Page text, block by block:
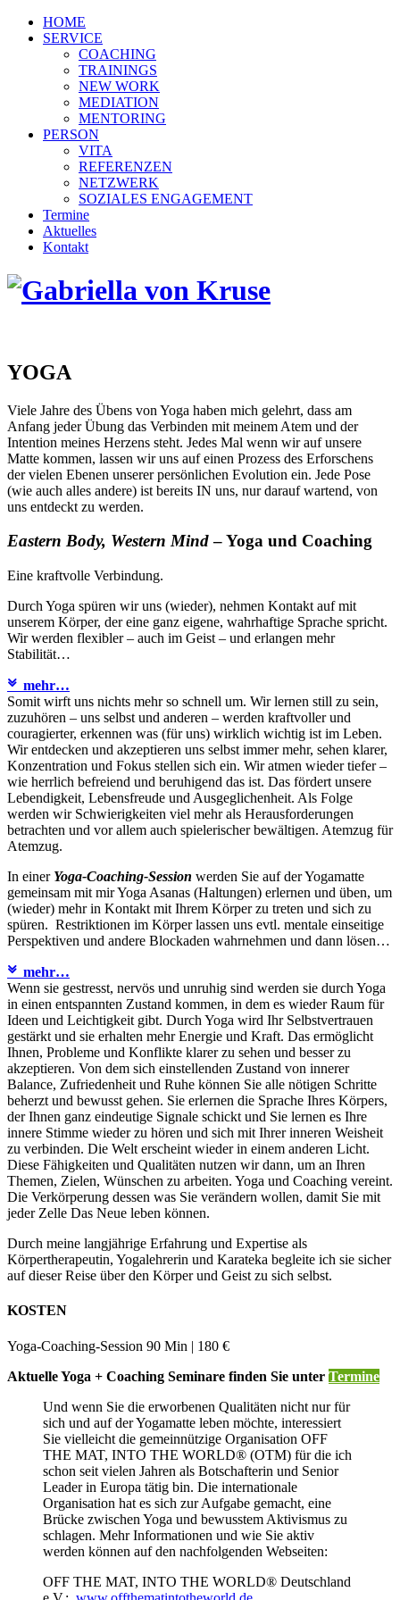
HOME
SERVICE
COACHING
TRAININGS
NEW WORK
MEDIATION
MENTORING
PERSON
VITA
REFERENZEN
NETZWERK
SOZIALES ENGAGEMENT
Termine
Aktuelles
Kontakt
YOGA
Viele Jahre des Übens von Yoga haben mich gelehrt, dass am
Anfang jeder Übung das Verbinden mit meinem Atem und der
Intention meines Herzens steht. Jedes Mal wenn wir auf unsere
Matte kommen, lassen wir uns auf einen Prozess des Erforschens
der vielen Ebenen unserer persönlichen Evolution ein. Jede Pose
(wie auch alles andere) ist bereits IN uns, nur darauf wartend, von
uns entdeckt zu werden.
Eastern Body, Western Mind– Yoga und Coaching
Eine kraftvolle Verbindung.
Durch Yoga spüren wir uns (wieder), nehmen Kontakt auf mit
unserem Körper, der eine ganz eigene, wahrhaftige Sprache spricht.
Wir werden flexibler – auch im Geist – und erlangen mehr
Stabilität…
mehr…
Somit wirft uns nichts mehr so schnell um. Wir lernen still zu sein,
zuzuhören – uns selbst und anderen – werden kraftvoller und
couragierter, erkennen was (für uns) wirklich wichtig ist im Leben.
Wir entdecken und akzeptieren uns selbst immer mehr, sehen klarer,
Konzentration und Fokus stellen sich ein. Wir atmen wieder tiefer –
wie herrlich befreiend und beruhigend das ist. Das fördert unsere
Lebendigkeit, Lebensfreude und Ausgeglichenheit. Als Folge
werden wir Schwierigkeiten viel mehr als Herausforderungen
betrachten und vor allem auch spielerischer bewältigen. Atemzug für
Atemzug.
In einer Yoga-Coaching-Session werden Sie auf der Yogamatte
gemeinsam mit mir Yoga Asanas (Haltungen) erlernen und üben, um
(wieder) mehr in Kontakt mit Ihrem Körper zu treten und sich zu
spüren. Restriktionen im Körper lassen uns evtl. mentale einseitige
Perspektiven und andere Blockaden wahrnehmen und dann lösen…
mehr…
Wenn sie gestresst, nervös und unruhig sind werden sie durch Yoga
in einen entspannten Zustand kommen, in dem es wieder Raum für
Ideen und Leichtigkeit gibt. Durch Yoga wird Ihr Selbstvertrauen
gestärkt und sie erhalten mehr Energie und Kraft. Das ermöglicht
Ihnen, Probleme und Konflikte klarer zu sehen und besser zu
akzeptieren. Von dem sich einstellenden Zustand von innerer
Balance, Zufriedenheit und Ruhe können Sie alle nötigen Schritte
beherzt und bewusst gehen. Sie erlernen die Sprache Ihres Körpers,
der Ihnen ganz eindeutige Signale schickt und Sie lernen es Ihre
innere Stimme wieder zu hören und sich mit Ihrer inneren Weisheit
zu verbinden. Die Welt erscheint wieder in einem anderen Licht.
Diese Fähigkeiten und Qualitäten nutzen wir dann, um an Ihren
Themen, Zielen, Wünschen zu arbeiten. Yoga und Coaching vereint.
Die Verkörperung dessen was Sie verändern wollen, damit Sie mit
jeder Zelle Das Neue leben können.
Durch meine langjährige Erfahrung und Expertise als
Körpertherapeutin, Yogalehrerin und Karateka begleite ich sie sicher
auf dieser Reise über den Körper und Geist zu sich selbst.
KOSTEN
Yoga-Coaching-Session 90 Min | 180 €
Aktuelle Yoga + Coaching Seminare finden Sie unter Termine
Und wenn Sie die erworbenen Qualitäten nicht nur für
sich und auf der Yogamatte leben möchte, interessiert
Sie vielleicht die gemeinnützige Organisation OFF
THE MAT, INTO THE WORLD® (OTM) für die ich
schon seit vielen Jahren als Botschafterin und Senior
Leader in Europa tätig bin. Die internationale
Organisation hat es sich zur Aufgabe gemacht, eine
Brücke zwischen Yoga und bewusstem Aktivismus zu
schlagen. Mehr Informationen und wie Sie aktiv
werden können auf den nachfolgenden Webseiten:
OFF THE MAT, INTO THE WORLD® Deutschland